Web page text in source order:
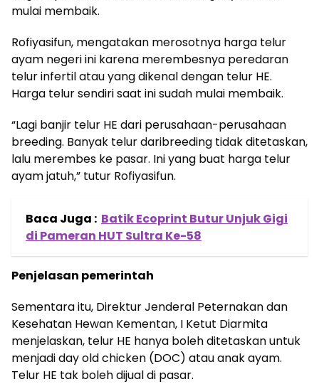
mulai membaik.
Rofiyasifun, mengatakan merosotnya harga telur
ayam negeri ini karena merembesnya peredaran
telur infertil atau yang dikenal dengan telur HE.
Harga telur sendiri saat ini sudah mulai membaik.
“Lagi banjir telur HE dari perusahaan-perusahaan
breeding. Banyak telur daribreeding tidak ditetaskan,
lalu merembes ke pasar. Ini yang buat harga telur
ayam jatuh,” tutur Rofiyasifun.
Baca Juga : Batik Ecoprint Butur Unjuk Gigi
di Pameran HUT Sultra Ke-58
Penjelasan pemerintah
Sementara itu, Direktur Jenderal Peternakan dan
Kesehatan Hewan Kementan, I Ketut Diarmita
menjelaskan, telur HE hanya boleh ditetaskan untuk
menjadi day old chicken (DOC) atau anak ayam.
Telur HE tak boleh dijual di pasar.